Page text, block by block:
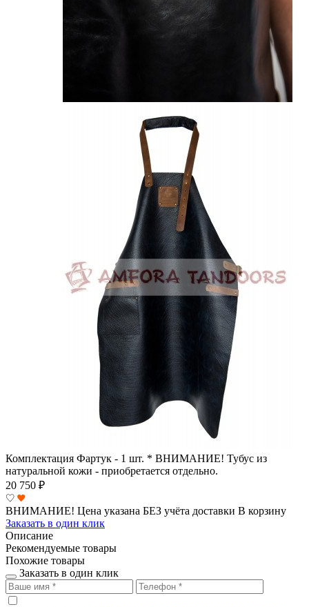
Комплектация Фартук - 1 шт. * ВНИМАНИЕ! Тубус из
натуральной кожи - приобретается отдельно.
20 750 ₽
ВНИМАНИЕ! Цена указана БЕЗ учёта доставки В корзину
Заказать в один клик
Описание
Рекомендуемые товары
Похожие товары
Заказать в один клик